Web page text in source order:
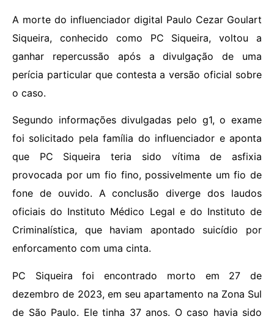
A morte do influenciador digital Paulo Cezar Goulart
Siqueira, conhecido como PC Siqueira, voltou a
ganhar repercussão após a divulgação de uma
perícia particular que contesta a versão oficial sobre
o caso.
Segundo informações divulgadas pelo g1, o exame
foi solicitado pela família do influenciador e aponta
que PC Siqueira teria sido vítima de asfixia
provocada por um fio fino, possivelmente um fio de
fone de ouvido. A conclusão diverge dos laudos
oficiais do Instituto Médico Legal e do Instituto de
Criminalística, que haviam apontado suicídio por
enforcamento com uma cinta.
PC Siqueira foi encontrado morto em 27 de
dezembro de 2023, em seu apartamento na Zona Sul
de São Paulo. Ele tinha 37 anos. O caso havia sido